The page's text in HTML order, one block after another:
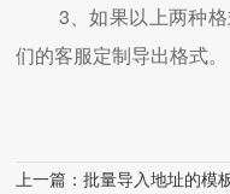
3、如果以上两种格
们的客服定制导出格式。
上一篇：批量导入地址的模板下载